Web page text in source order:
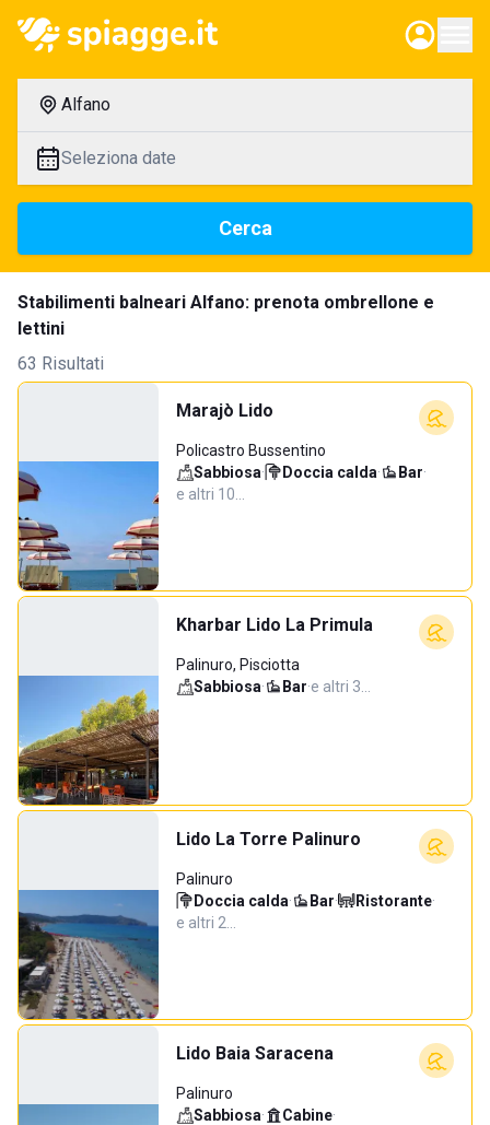
Alfano
Seleziona date
Cerca
Stabilimenti balneari Alfano: prenota ombrellone e
lettini
63 Risultati
Marajò Lido
Policastro Bussentino
Sabbiosa· Doccia calda· Bar·
e altri 10…
Kharbar Lido La Primula
Palinuro, Pisciotta
Sabbiosa· Bar·e altri 3…
Lido La Torre Palinuro
Palinuro
Doccia calda· Bar· Ristorante·
e altri 2…
Lido Baia Saracena
Palinuro
Sabbiosa· Cabine·